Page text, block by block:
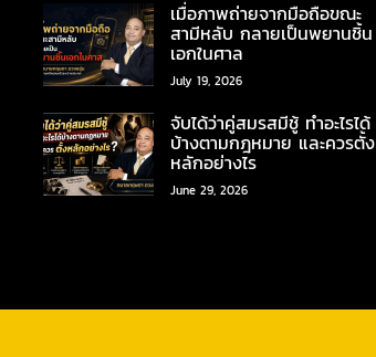
เมื่อภาพถ่ายจากมือถือขณะ
สามีหลับ กลายเป็นพยานชิ้น
เอกในศาล
July 19, 2026
จับได้ว่าคู่สมรสมีชู้ ทำอะไรได้
บ้างตามกฎหมาย และควรตั้ง
หลักอย่างไร
June 29, 2026